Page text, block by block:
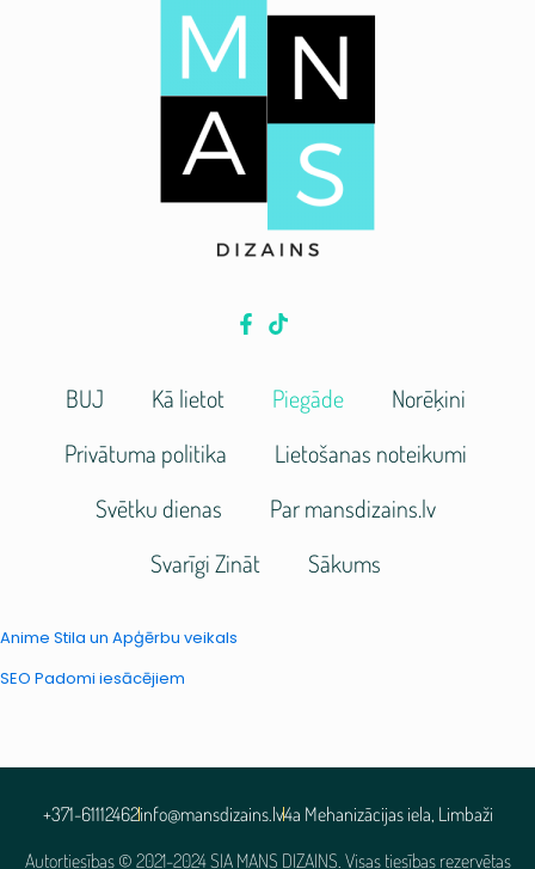
BUJ Kā lietot Piegāde
Norēķini
Privātuma politika
Lietošanas noteikumi
Svētku dienas
Par mansdizains.lv
Svarīgi Zināt
Sākums
Anime Stila un Apģērbu veikals
SEO Padomi iesācējiem
Autortiesības © 2021-2024 SIA MANS DIZAINS. Visas tiesības rezervētas
+371-61112462info@mansdizains.lv4a Mehanizācijas iela, Limbaži